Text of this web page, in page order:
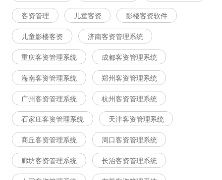
客资管理 儿童客资 影楼客资软件
儿童影楼客资 济南客资管理系统
重庆客资管理系统 成都客资管理系统
海南客资管理系统 郑州客资管理系统
广州客资管理系统 杭州客资管理系统
石家庄客资管理系统 天津客资管理系统
商丘客资管理系统 周口客资管理系统
廊坊客资管理系统 长治客资管理系统